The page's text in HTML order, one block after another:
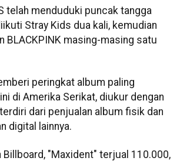
telah menduduki puncak tangga
Stray Kids dua kali, kemudian
BLACKPINK masing-masing satu
peringkat album paling
di Amerika Serikat, diukur dengan
dari penjualan album fisik dan
digital lainnya.
"Maxident" terjual 110.000,